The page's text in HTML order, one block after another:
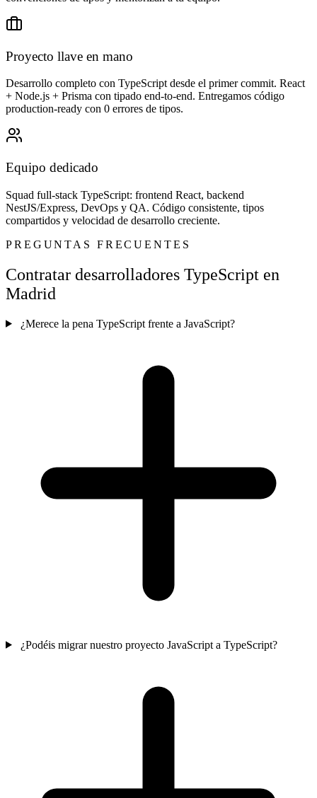
Proyecto llave en mano
Desarrollo completo con TypeScript desde el primer commit. React
+ Node.js + Prisma con tipado end-to-end. Entregamos código
production-ready con 0 errores de tipos.
Equipo dedicado
Squad full-stack TypeScript: frontend React, backend
NestJS/Express, DevOps y QA. Código consistente, tipos
compartidos y velocidad de desarrollo creciente.
PREGUNTAS FRECUENTES
Contratar desarrolladores TypeScript en
Madrid
¿Merece la pena TypeScript frente a JavaScript?
¿Podéis migrar nuestro proyecto JavaScript a TypeScript?